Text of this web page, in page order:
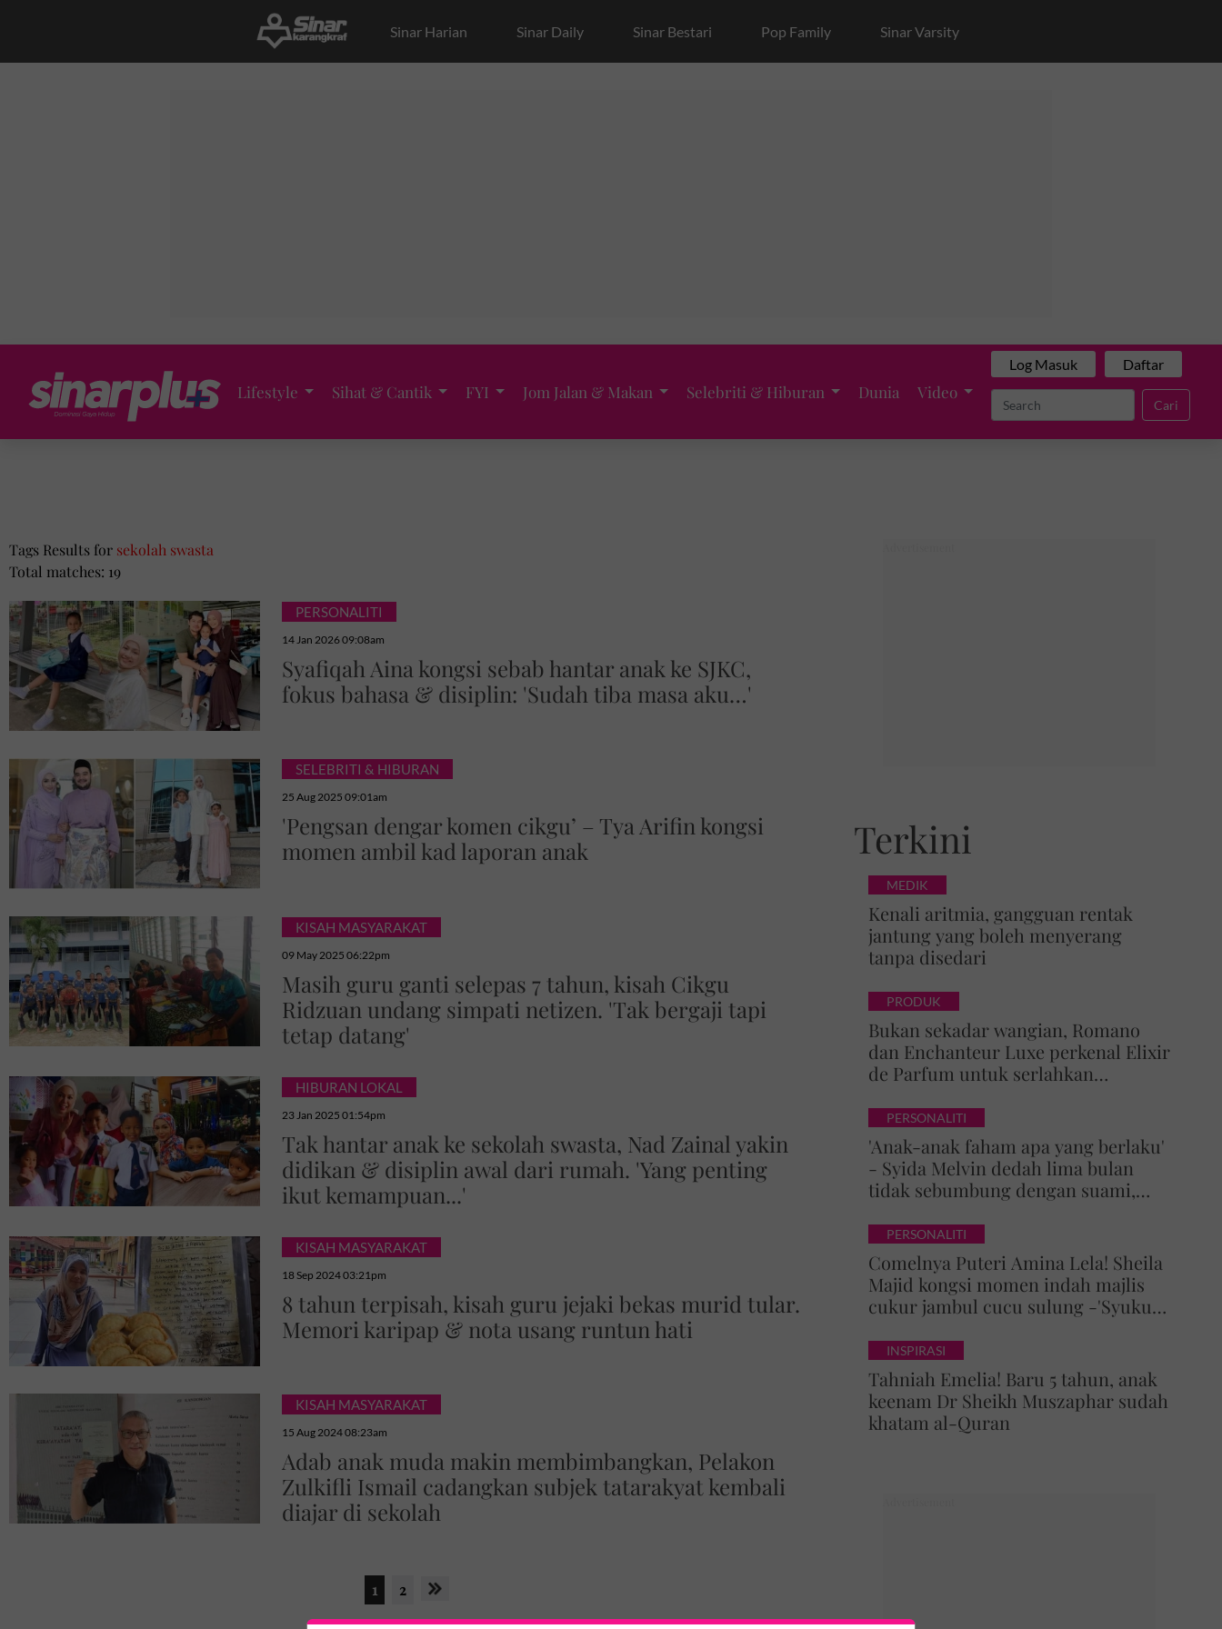
Sinar Harian Sinar Daily Sinar Bestari Pop Family Sinar Varsity
Lifestyle Sihat & Cantik FYI Jom Jalan & Makan Selebriti & Hiburan Dunia Video
Log Masuk Daftar
Cari
Tags Results for sekolah swasta
Total matches: 19
PERSONALITI
14 Jan 2026 09:08am
Syafiqah Aina kongsi sebab hantar anak ke SJKC,
fokus bahasa & disiplin: 'Sudah tiba masa aku…'
SELEBRITI & HIBURAN
25 Aug 2025 09:01am
'Pengsan dengar komen cikgu’ – Tya Arifin kongsi
momen ambil kad laporan anak
KISAH MASYARAKAT
09 May 2025 06:22pm
Masih guru ganti selepas 7 tahun, kisah Cikgu
Ridzuan undang simpati netizen. 'Tak bergaji tapi
tetap datang'
HIBURAN LOKAL
23 Jan 2025 01:54pm
Tak hantar anak ke sekolah swasta, Nad Zainal yakin
didikan & disiplin awal dari rumah. 'Yang penting
ikut kemampuan...'
KISAH MASYARAKAT
18 Sep 2024 03:21pm
8 tahun terpisah, kisah guru jejaki bekas murid tular.
Memori karipap & nota usang runtun hati
KISAH MASYARAKAT
15 Aug 2024 08:23am
Adab anak muda makin membimbangkan, Pelakon
Zulkifli Ismail cadangkan subjek tatarakyat kembali
diajar di sekolah
1 2
Terkini
MEDIK
Kenali aritmia, gangguan rentak
jantung yang boleh menyerang
tanpa disedari
PRODUK
Bukan sekadar wangian, Romano
dan Enchanteur Luxe perkenal Elixir
de Parfum untuk serlahkan
PERSONALITI
'Anak-anak faham apa yang berlaku'
- Syida Melvin dedah lima bulan
tidak sebumbung dengan suami,
PERSONALITI
Comelnya Puteri Amina Lela! Sheila
Majid kongsi momen indah majlis
cukur jambul cucu sulung -'Syukur
INSPIRASI
Tahniah Emelia! Baru 5 tahun, anak
keenam Dr Sheikh Muszaphar sudah
khatam al-Quran